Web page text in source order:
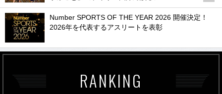
Number SPORTS OF THE YEAR 2026 開催決定！
2026年を代表するアスリートを表彰
RANKING